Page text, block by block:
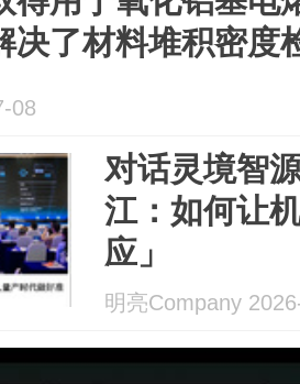
决了材料堆积密度
08
对话灵境智
江：如何让
应」
明亮Company